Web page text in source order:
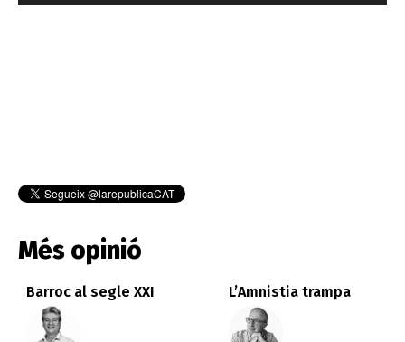
Més opinió
Barroc al segle XXI L’Amnistia trampa